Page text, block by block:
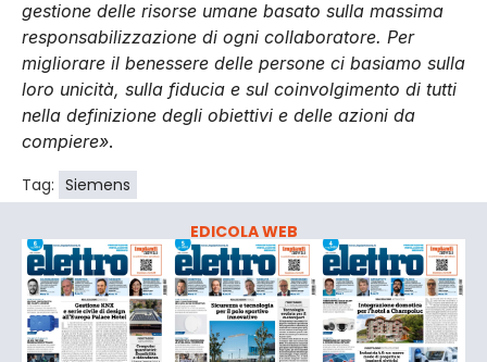
gestione delle risorse umane basato sulla massima
responsabilizzazione di ogni collaboratore. Per
migliorare il benessere delle persone ci basiamo sulla
loro unicità, sulla fiducia e sul coinvolgimento di tutti
nella definizione degli obiettivi e delle azioni da
compiere».
Tag: Siemens
EDICOLA WEB